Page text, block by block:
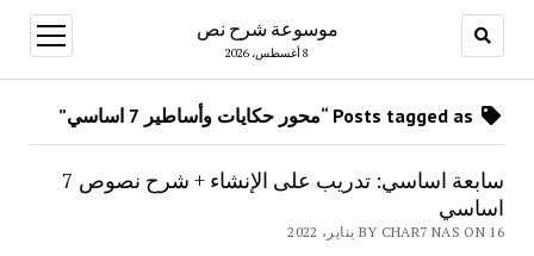
موسوعة شرح نص
8 أغسطس، 2026
open
menu
سابعة اساسي: تدريب على الإنشاء + شرح نصوص 7
اساسي
BY CHAR7 NAS ON 16 يناير، 2022